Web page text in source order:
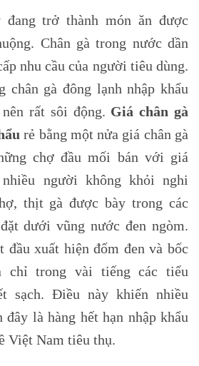
đang trở thành món ăn được
Chân gà trong nước dần
nhu cầu của người tiêu dùng.
chân gà đông lạnh nhập khẩu
rất sôi động. Giá chân gà
rẻ bằng một nửa giá chân gà
chợ đầu mối bán với giá
người không khỏi nghi
thịt gà được bày trong các
dưới vũng nước đen ngòm.
đầu xuất hiện đốm đen và bốc
chỉ trong vài tiếng các tiểu
sạch. Điều này khiến nhiều
là hàng hết hạn nhập khẩu
Việt Nam tiêu thụ.